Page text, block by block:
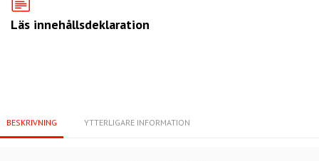
Läs innehållsdeklaration
BESKRIVNING YTTERLIGARE INFORMATION